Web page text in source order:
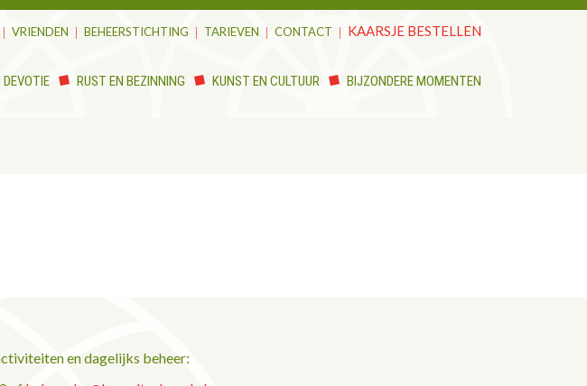
VRIENDEN BEHEERSTICHTING TARIEVEN CONTACT KAARSJE BESTELLEN
DEVOTIE RUST EN BEZINNING KUNST EN CULTUUR BIJZONDERE MOMENTEN
en dagelijks beheer: